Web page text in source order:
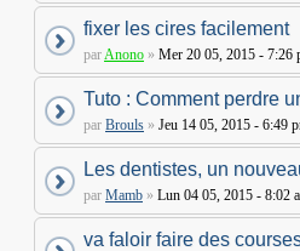
fixer les cires facilement
parAnono » Mer 20 05, 2015 - 7:26
Tuto : Comment perdre
par Brouls » Jeu 14 05, 2015 - 6:49
Les dentistes, un
par Mamb » Lun 04 05, 2015 - 8:02
va faloir faire des